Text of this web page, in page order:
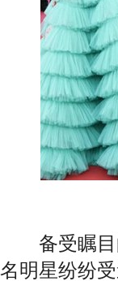
备受瞩目
名明星纷纷